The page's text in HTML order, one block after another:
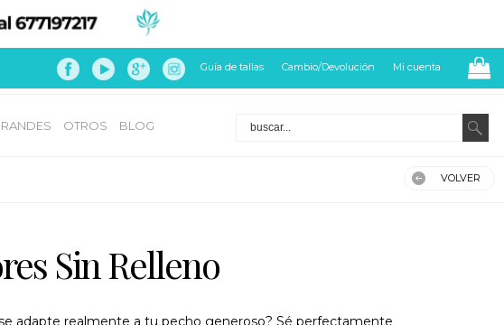
Guía de tallas Cambio/Devolución Mi cuenta
OTROS BLOG
VOLVER
Sin Relleno
adapte realmente a tu pecho generoso? Sé perfectamente